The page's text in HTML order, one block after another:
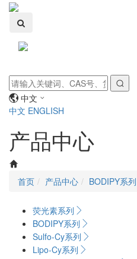
中文
中文 ENGLISH
产品中心
首页 产品中心 BODIPY系列
荧光素系列
BODIPY系列
Sulfo-Cy系列
Lipo-Cy系列